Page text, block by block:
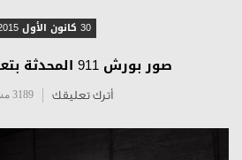
30 كانون الأول 2015
صور بورش 911 المحدثة بتعديلات TechArt
أترك تعليقك 3189 مشاهدة